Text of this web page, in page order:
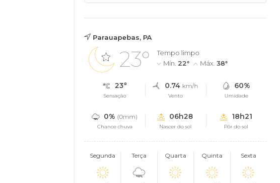
Parauapebas, PA
23°
Tempo limpo
Mín. 22° Máx. 38°
23°
Sensação
0.74 km/h
Vento
60%
Umidade
0% (0mm)
Chance chuva
06h28
Nascer do sol
18h21
Pôr do sol
Segunda Terça Quarta Quinta Sexta